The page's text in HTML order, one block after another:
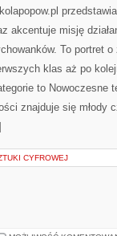
akcentuje misję
To portret
klas aż po
to Nowoczesne
znajduje się młody
CYFROWEJ